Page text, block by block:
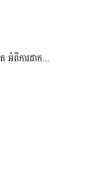
ពីការដាក...